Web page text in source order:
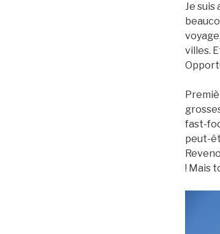
Je suis
villes.
fast-
peut-
! Mais